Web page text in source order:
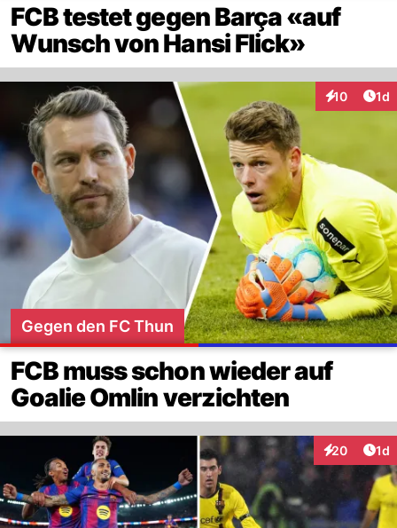
FCB testet gegen Barça «auf
Wunsch von Hansi Flick»
10 1d
Gegen den FC Thun
FCB muss schon wieder auf
Goalie Omlin verzichten
20
Interaktionen
1d